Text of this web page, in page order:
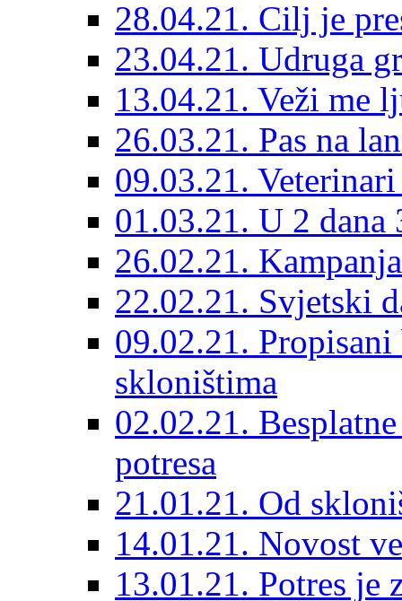
28.04.21. Cilj je
23.04.21. Udruga
13.04.21. Veži me
26.03.21. Pas na
09.03.21.
01.03.21. U 2
26.02.21.
22.02.21. Svjetski
09.02.21.
skloništima
02.02.21.
potresa
21.01.21. Od
14.01.21. Novost
13.01.21. Potres je